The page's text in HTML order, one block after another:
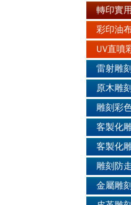
轉印實
彩印油
UV直噴
雷射雕
原木雕刻
雕刻彩
客製化
客製化
雕刻防
金屬雕